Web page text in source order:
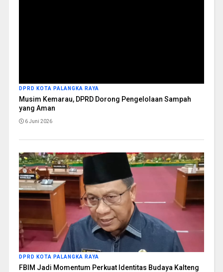
DPRD KOTA PALANGKA RAYA
Musim Kemarau, DPRD Dorong Pengelolaan Sampah
yang Aman
6 Juni 2026
DPRD KOTA PALANGKA RAYA
FBIM Jadi Momentum Perkuat Identitas Budaya Kalteng